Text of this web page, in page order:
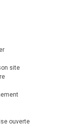
site
ouverte